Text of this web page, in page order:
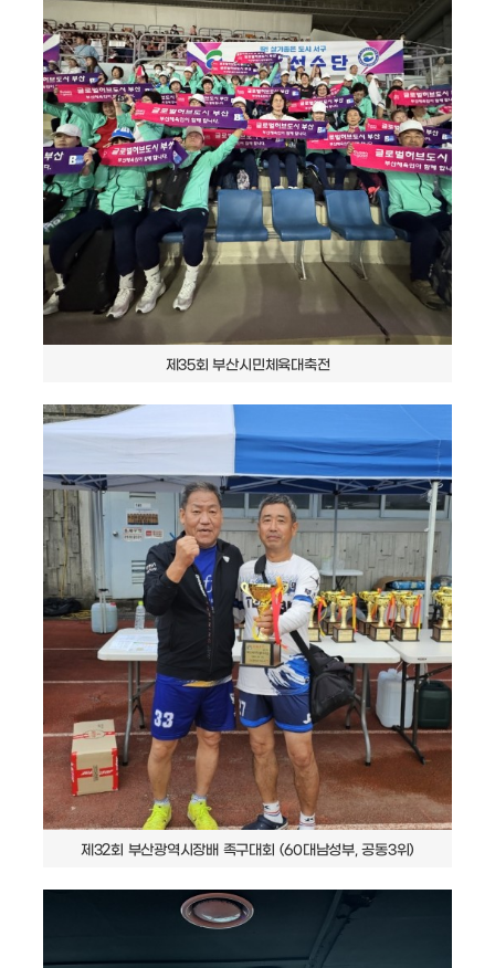
제35회 부산시민체육대축전
제32회 부산광역시장배 족구대회 (60대남성부, 공동3위)